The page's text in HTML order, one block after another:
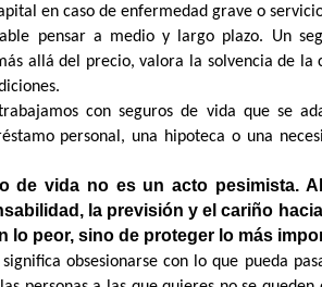
en caso de enfermedad grave o
pensar a medio y largo plazo. Un
allá del precio, valora la solvencia de
con seguros de vida que se
personal, una hipoteca o una
de vida no es un acto pesimista.
la previsión y el cariño
lo peor, sino de proteger lo más
obsesionarse con lo que pueda